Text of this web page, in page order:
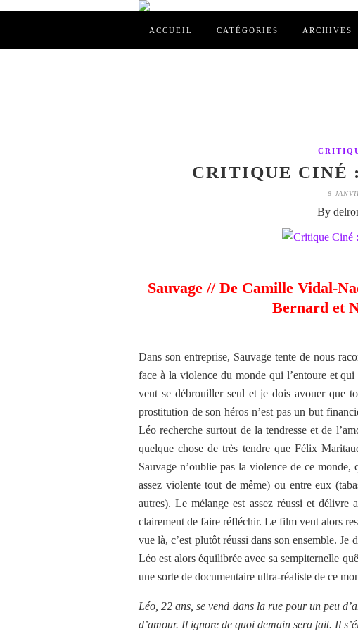
ACCUEIL CATÉGORIES ARCHIVES
CRITIQUE CINÉ
8
By
Sauvage // De Camille Vidal-
Bernard et
Dans son entreprise, Sauvage tente de nous
face à la violence du monde qui l’entoure et
veut se débrouiller seul et je dois avouer que
prostitution de son héros n’est pas un but
Léo recherche surtout de la tendresse et de
quelque chose de très tendre que Félix
Sauvage n’oublie pas la violence de ce
assez violente tout de même) ou entre eux
autres). Le mélange est assez réussi et
clairement de faire réfléchir. Le film veut alors
vue là, c’est plutôt réussi dans son ensemble.
Léo est alors équilibrée avec sa sempiternelle
une sorte de documentaire ultra-réaliste de ce
Léo, 22 ans, se vend dans la rue pour un peu
d’amour. Il ignore de quoi demain sera fait. Il